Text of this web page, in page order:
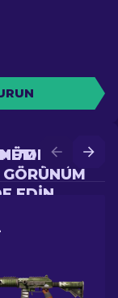
DAHA
EDIN
ELDE